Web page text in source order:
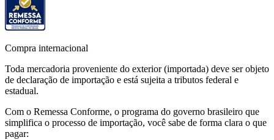
Compra internacional
Toda mercadoria proveniente do exterior (importada) deve ser objeto
de declaração de importação e está sujeita a tributos federal e
estadual.
Com o Remessa Conforme, o programa do governo brasileiro que
simplifica o processo de importação, você sabe de forma clara o que
pagar: